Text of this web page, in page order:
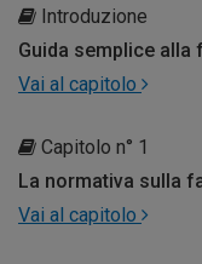
Introduzione
Guida semplice
Vai al capitolo
Capitolo n° 1
La normativa sulla
Vai al capitolo